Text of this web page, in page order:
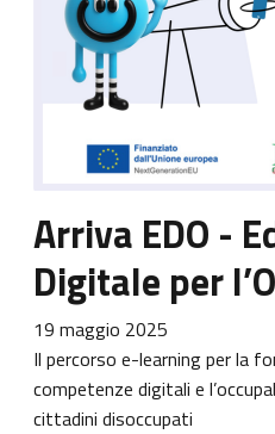
Arriva EDO -
Digitale per
19 maggio 2025
Il percorso e-learning per la
competenze digitali e
cittadini disoccupati